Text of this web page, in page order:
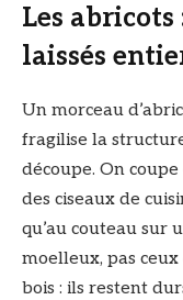
Les abricots
laissés
Un morceau
fragilise la
découpe. On
des ciseaux de
qu’au couteau sur
moelleux, pas
bois : ils restent